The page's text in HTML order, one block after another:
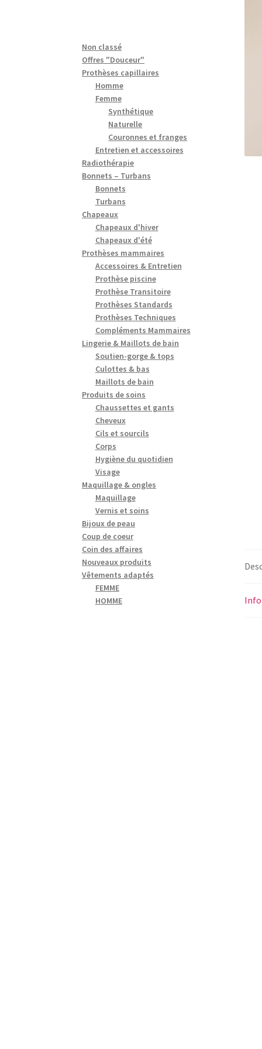
Non classé
Offres "Douceur"
Prothèses capillaires
Homme
Femme
Synthétique
Naturelle
Couronnes et franges
Entretien et accessoires
Radiothérapie
Bonnets – Turbans
Bonnets
Turbans
Chapeaux
Chapeaux d'hiver
Chapeaux d'été
Prothèses mammaires
Accessoires & Entretien
Prothèse piscine
Prothèse Transitoire
Prothèses Standards
Prothèses Techniques
Compléments Mammaires
Lingerie & Maillots de bain
Soutien-gorge & tops
Culottes & bas
Maillots de bain
Produits de soins
Chaussettes et gants
Cheveux
Cils et sourcils
Corps
Hygiène du quotidien
Visage
Maquillage & ongles
Maquillage
Vernis et soins
Bijoux de peau
Coup de coeur
Coin des affaires
Nouveaux produits
Vêtements adaptés
FEMME
HOMME